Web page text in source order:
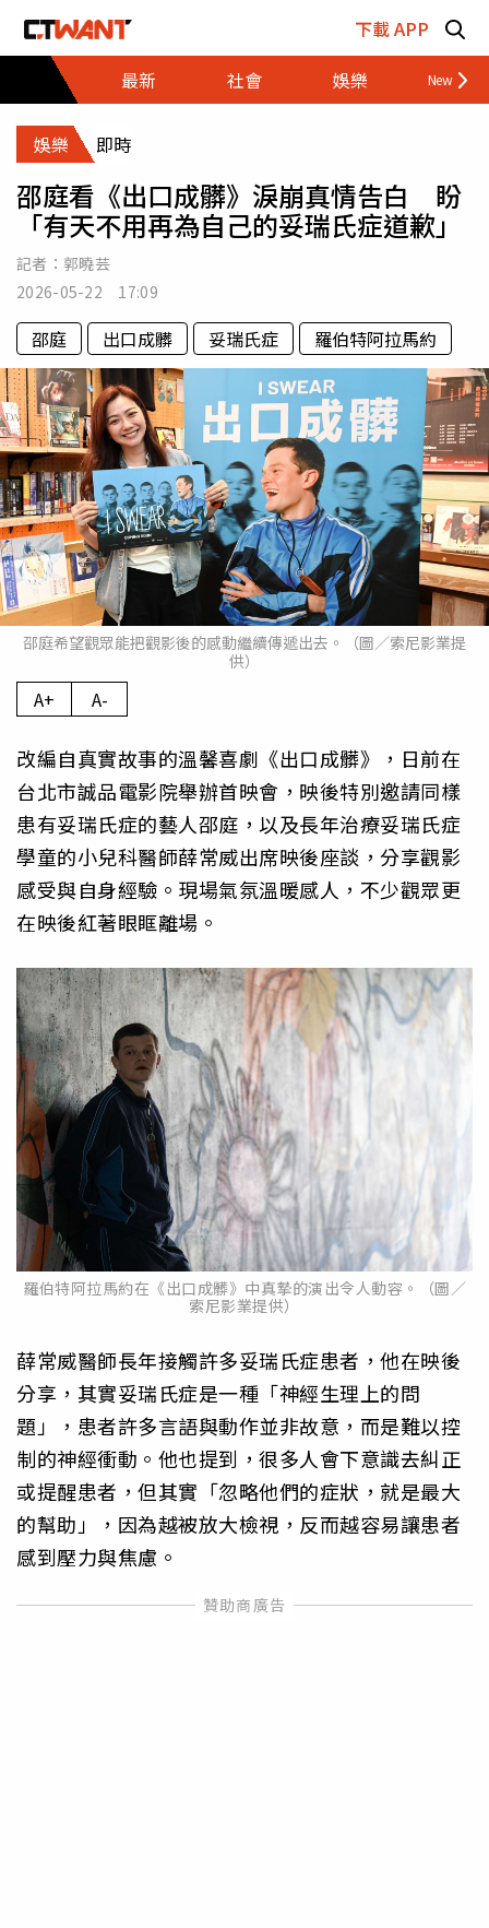
下載 APP
最新
社會 娛樂 財經
娛樂 即時
邵庭看《出口成髒》淚崩真情告白 盼
「有天不用再為自己的妥瑞氏症道歉」
記者： 郭曉芸
2026-05-22 17:09
邵庭 出口成髒 妥瑞氏症 羅伯特阿拉馬約
邵庭希望觀眾能把觀影後的感動繼續傳遞出去。（圖／索尼影業提
供）
A+ A-
改編自真實故事的溫馨喜劇《出口成髒》，日前在
台北市誠品電影院舉辦首映會，映後特別邀請同樣
患有妥瑞氏症的藝人邵庭，以及長年治療妥瑞氏症
學童的小兒科醫師薛常威出席映後座談，分享觀影
感受與自身經驗。現場氣氛溫暖感人，不少觀眾更
在映後紅著眼眶離場。
羅伯特阿拉馬約在《出口成髒》中真摯的演出令人動容。（圖／
索尼影業提供）
薛常威醫師長年接觸許多妥瑞氏症患者，他在映後
分享，其實妥瑞氏症是一種「神經生理上的問
題」，患者許多言語與動作並非故意，而是難以控
制的神經衝動。他也提到，很多人會下意識去糾正
或提醒患者，但其實「忽略他們的症狀，就是最大
的幫助」，因為越被放大檢視，反而越容易讓患者
感到壓力與焦慮。